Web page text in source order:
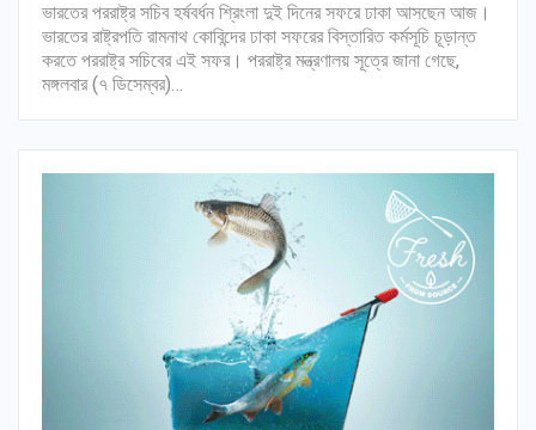
ভারতের পররাষ্ট্র সচিব হর্ষবর্ধন শ্রিংলা দুই দিনের সফরে ঢাকা আসছেন আজ।
ভারতের রাষ্ট্রপতি রামনাথ কোবিন্দের ঢাকা সফরের বিস্তারিত কর্মসূচি চূড়ান্ত
করতে পররাষ্ট্র সচিবের এই সফর। পররাষ্ট্র মন্ত্রণালয় সূত্রে জানা গেছে,
মঙ্গলবার (৭ ডিসেম্বর)…